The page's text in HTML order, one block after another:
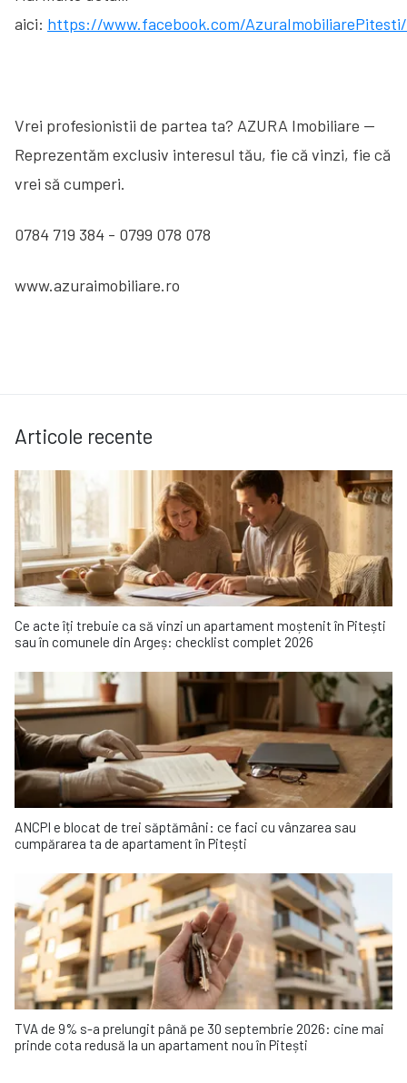
aici: https://www.facebook.com/AzuraImobiliarePitesti/
Vrei profesionistii de partea ta? AZURA Imobiliare —
Reprezentăm exclusiv interesul tău, fie că vinzi, fie că
vrei să cumperi.
0784 719 384 - 0799 078 078
www.azuraimobiliare.ro
Articole recente
Ce acte îți trebuie ca să vinzi un apartament moștenit în Pitești
sau în comunele din Argeș: checklist complet 2026
ANCPI e blocat de trei săptămâni: ce faci cu vânzarea sau
cumpărarea ta de apartament în Pitești
TVA de 9% s-a prelungit până pe 30 septembrie 2026: cine mai
prinde cota redusă la un apartament nou în Pitești